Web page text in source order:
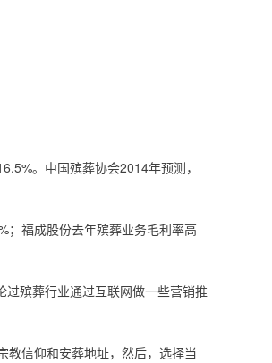
。中国殡葬协会2014年预测，
；福成股份去年殡葬业务毛利率高
殡葬行业通过互联网做一些营销推
教信仰和安葬地址，然后，选择当